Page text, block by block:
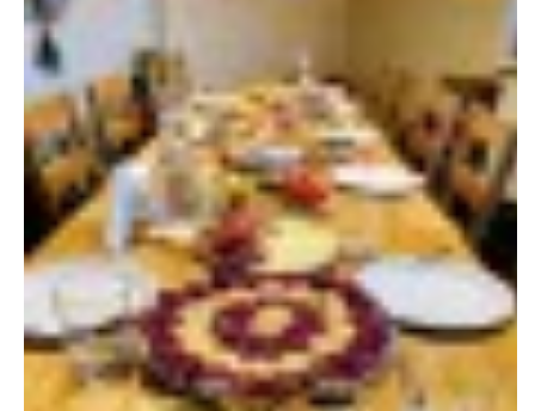
723 581 881
petrovajitka@seznam.cz
© 2026 eStránky.cz RSS |Tisk|Aktualizováno: 20. 7. 2026 |Nahoru ↑